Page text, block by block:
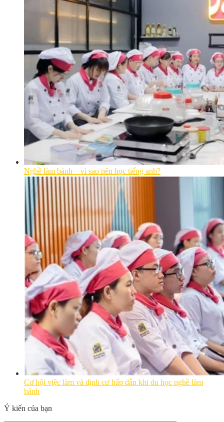
Nghề làm bánh – vì sao nên học tiếng anh?
Cơ hội việc làm và định cư hấp dẫn khi du học nghề làm
bánh
Ý kiến của bạn